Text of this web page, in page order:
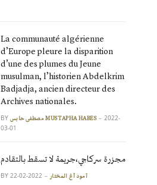
La communauté algérienne
d’Europe pleure la disparition
d’une des plumes du Jeune
musulman, l’historien Abdelkrim
Badjadja, ancien directeur des
Archives nationales.
BY مصطفى حابس MUSTAPHA HABES
2022-
03-01
مجزرة سركاجي،جريمة لا تسقط بالتقادم
BY آمود أغ المختار 2022-02-22